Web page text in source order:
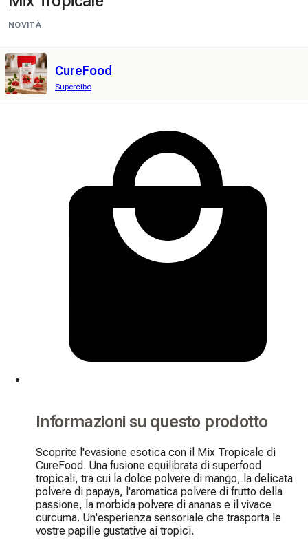
NOVITÀ
CureFood
Supercibo
Informazioni su questo prodotto
Scoprite l'evasione esotica con il Mix Tropicale di
CureFood. Una fusione equilibrata di superfood
tropicali, tra cui la dolce polvere di mango, la delicata
polvere di papaya, l'aromatica polvere di frutto della
passione, la morbida polvere di ananas e il vivace
curcuma. Un'esperienza sensoriale che trasporta le
vostre papille gustative ai tropici.